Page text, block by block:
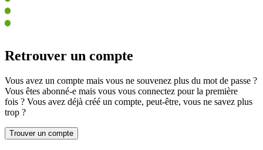
Retrouver un compte
Vous avez un compte mais vous ne souvenez plus du mot de passe ?
Vous êtes abonné-e mais vous vous connectez pour la première
fois ? Vous avez déjà créé un compte, peut-être, vous ne savez plus
trop ?